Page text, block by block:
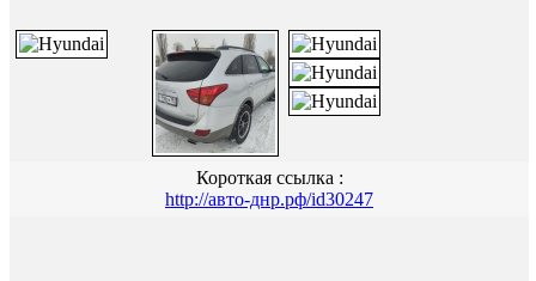
Короткая ссылка :
http://авто-днр.рф/id30247